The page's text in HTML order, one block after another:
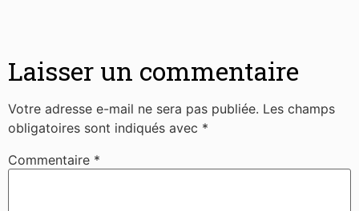
Laisser un commentaire
Votre adresse e-mail ne sera pas publiée. Les champs
obligatoires sont indiqués avec *
Commentaire *